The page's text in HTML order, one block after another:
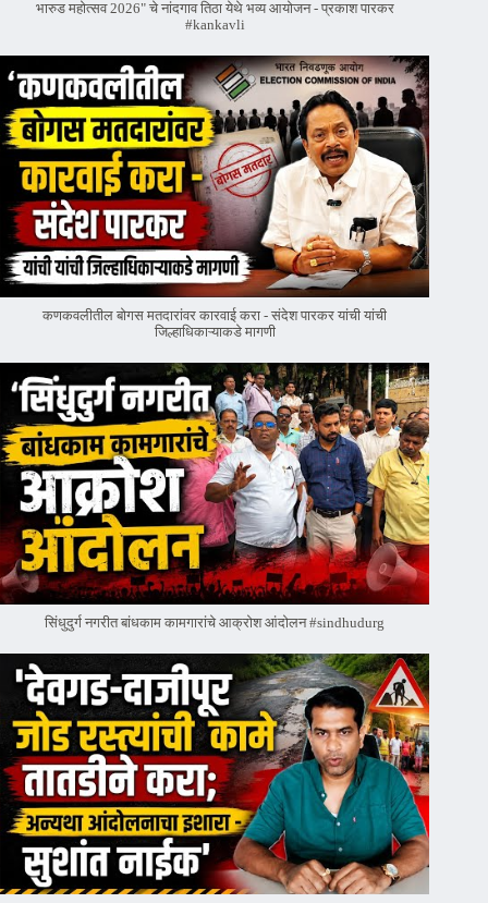
भारुड महोत्सव 2026" चे नांदगाव तिठा येथे भव्य आयोजन - प्रकाश पारकर
#kankavli
कणकवलीतील बोगस मतदारांवर‌ कारवाई करा - संदेश पारकर यांची यांची
जिल्हाधिकाऱ्याकडे मागणी
सिंधुदुर्ग नगरीत बांधकाम कामगारांचे आक्रोश आंदोलन #sindhudurg